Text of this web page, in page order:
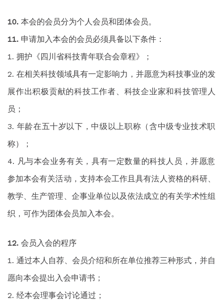
本会的会员分为个人会员和团体会员。
申请加入本会的会员必须具备以下条件：
拥护《四川省科技青年联合会章程》；
在相关科技领域具有一定影响力，并愿意为科技事业的发
展作出积极贡献的科技工作者、科技企业家和科技管理人
员；
年龄在五十岁以下，中级以上职称（含中级专业技术职
称）；
凡与本会业务有关，具有一定数量的科技人员，并愿意
参加本会有关活动，支持本会工作且具有法人资格的科研、
教学、生产管理、企事业单位以及依法成立的有关学术性组
织，可作为团体会员加入本会。
会员入会的程序
通过本人自荐、会员介绍和所在单位推荐三种形式，并自
愿向本会提出入会申请书；
经本会理事会讨论通过；